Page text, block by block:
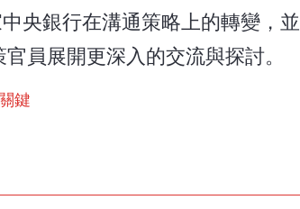
央銀行在溝通策略上的轉變，
員展開更深入的交流與探討。
鍵